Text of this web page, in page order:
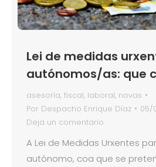
Lei de medidas
autónomos/as: que
asesoría, fiscal, laboral, novas
Por Despacho Enrique Díaz
05/
Deja un comentario
A Lei de Medidas Urxentes
autónomo, coa que se